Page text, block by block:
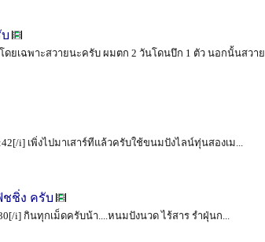
ยเฉพาะสวายนะครับ ผมตก 2 วันโดนบึก 1 ตัว นอกนั้นสวาย
i] เพิ่งไปมาเสาร์ทีแล้วครับใช้ขนมปังไลน์ทุ่นสองเม...
ชชิ่ง ครับ
i] กินทุกเม็ดครับน้า....หนมปังนวด ไร้สาร รำฝุ่นก...